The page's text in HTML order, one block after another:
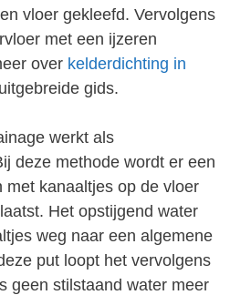
vloer gekleefd. Vervolgens
met een ijzeren
over kelderdichting in
gids.
werkt als
deze methode wordt er een
met kanaaltjes op de vloer
Het opstijgend water
weg naar een algemene
put loopt het vervolgens
geen stilstaand water meer